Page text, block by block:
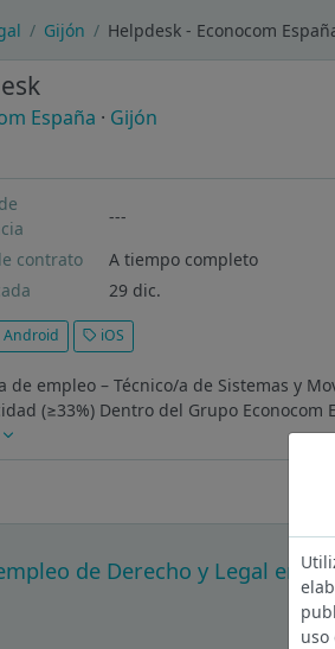
Gijón Helpdesk - Econocom
España · Gijón
---
contrato
A tiempo completo
29 dic.
Android iOS
de empleo – Técnico/a de Sistemas y
(≥33%) Dentro del Grupo
de Derecho y Legal en
uso